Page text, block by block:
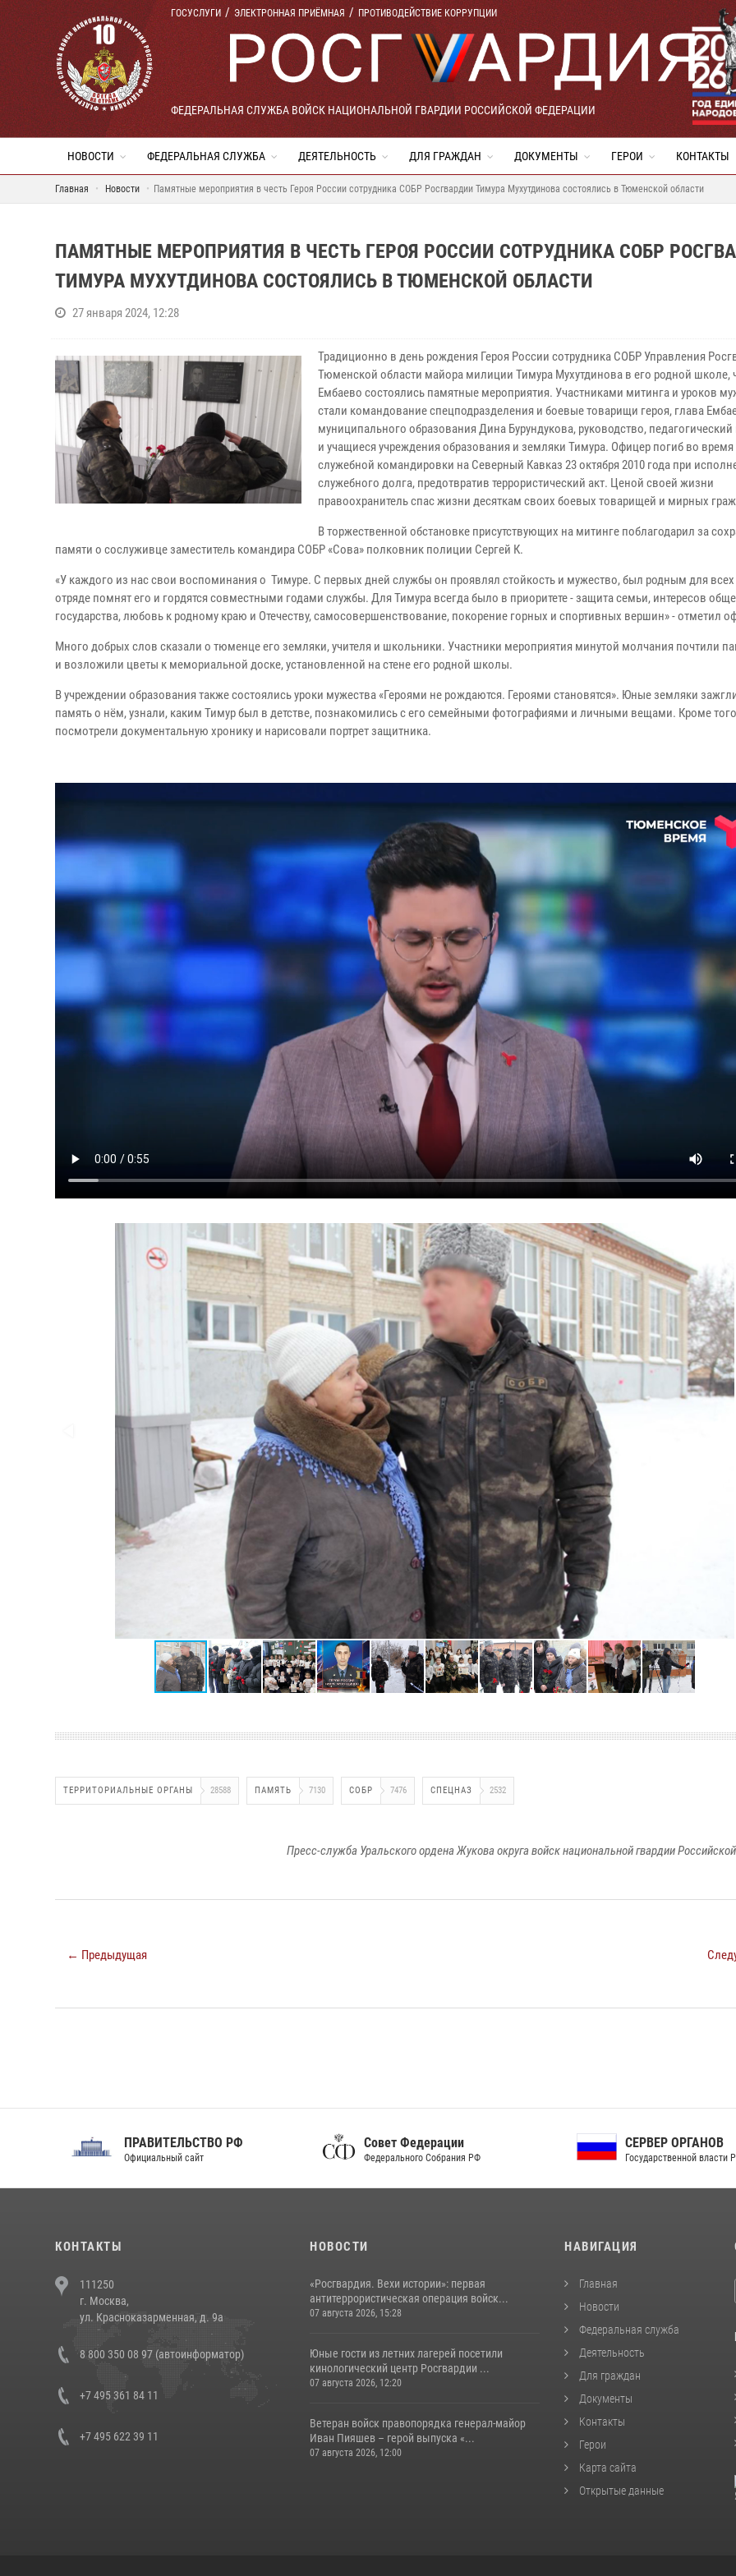
ГОСУСЛУГИ ЭЛЕКТРОННАЯ ПРИЁМНАЯ ПРОТИВОДЕЙСТВИЕ КОРРУПЦИИ
ФЕДЕРАЛЬНАЯ СЛУЖБА ВОЙСК НАЦИОНАЛЬНОЙ ГВАРДИИ РОССИЙСКОЙ ФЕДЕРАЦИИ
НОВОСТИ ФЕДЕРАЛЬНАЯ СЛУЖБА ДЕЯТЕЛЬНОСТЬ ДЛЯ ГРАЖДАН ДОКУМЕНТЫ ГЕРОИ КОНТАКТЫ
Главная Новости Памятные мероприятия в честь Героя России сотрудника СОБР Росгвардии Тимура Мухутдинова состоялись в Тюменской области
ПАМЯТНЫЕ МЕРОПРИЯТИЯ В ЧЕСТЬ ГЕРОЯ РОССИИ СОТРУДНИКА СОБР
ТИМУРА МУХУТДИНОВА СОСТОЯЛИСЬ В ТЮМЕНСКОЙ ОБЛАСТИ
27 января 2024, 12:28
Традиционно в день рождения Героя России сотрудника СОБР Управления
Тюменской области майора милиции Тимура Мухутдинова в его родной школе,
Ембаево состоялись памятные мероприятия. Участниками митинга и уроков
стали командование спецподразделения и боевые товарищи героя, глава
муниципального образования Дина Бурундукова, руководство, педагогический
и учащиеся учреждения образования и земляки Тимура. Офицер погиб во
служебной командировки на Северный Кавказ 23 октября 2010 года при
служебного долга, предотвратив террористический акт. Ценой своей жизни
правоохранитель спас жизни десяткам своих боевых товарищей и мирных
В торжественной обстановке присутствующих на митинге поблагодарил за
памяти о сослуживце заместитель командира СОБР «Сова» полковник полиции Сергей К.
«У каждого из нас свои воспоминания о Тимуре. С первых дней службы он проявлял стойкость и мужество, был родным для
отряде помнят его и гордятся совместными годами службы. Для Тимура всегда было в приоритете - защита семьи, интересов
государства, любовь к родному краю и Отечеству, самосовершенствование, покорение горных и спортивных вершин» - отметил
Много добрых слов сказали о тюменце его земляки, учителя и школьники. Участники мероприятия минутой молчания почтили
и возложили цветы к мемориальной доске, установленной на стене его родной школы.
В учреждении образования также состоялись уроки мужества «Героями не рождаются. Героями становятся». Юные земляки
память о нём, узнали, каким Тимур был в детстве, познакомились с его семейными фотографиями и личными вещами. Кроме
посмотрели документальную хронику и нарисовали портрет защитника.
ТЕРРИТОРИАЛЬНЫЕ ОРГАНЫ 28588 ПАМЯТЬ 7130 СОБР 7476 СПЕЦНАЗ 2532
Пресс-служба Уральского ордена Жукова округа войск национальной гвардии
← Предыдущая
ПРАВИТЕЛЬСТВО РФ
Официальный сайт
Совет Федерации
Федерального Собрания РФ
СЕРВЕР ОРГАНОВ
Государственной власти РФ
КОНТАКТЫ
111250
г. Москва,
ул. Красноказарменная, д. 9а
8 800 350 08 97 (автоинформатор)
+7 495 361 84 11
+7 495 622 39 11
НОВОСТИ
«Росгвардия. Вехи истории»: первая
антитеррористическая операция войск...
07 августа 2026, 15:28
Юные гости из летних лагерей посетили
кинологический центр Росгвардии ...
07 августа 2026, 12:20
Ветеран войск правопорядка генерал-майор
Иван Пияшев – герой выпуска «...
07 августа 2026, 12:00
НАВИГАЦИЯ
Главная
Новости
Федеральная служба
Деятельность
Для граждан
Документы
Контакты
Герои
Карта сайта
Открытые данные